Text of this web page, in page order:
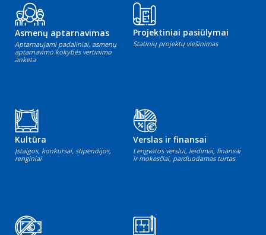
Asmenų aptarnavimas
Aptarnaujami padaliniai, asmenų
aptarnavimo kokybės vertinimo
anketa
Projektiniai pasiūlymai
Statinių projektų viešinimas
Kultūra
Įstaigos, konkursai, stipendijos,
renginiai
Verslas ir finansai
Lengvatos verslui, leidimai, finansai
ir mokesčiai, parduodamas turtas